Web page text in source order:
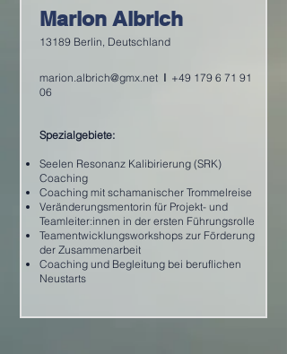
Marion Albrich
13189 Berlin, Deutschland
marion.albrich@gmx.net I +49 179 6 71 91
06
Spezialgebiete:
Seelen Resonanz Kalibirierung (SRK)
Coaching
Coaching mit schamanischer Trommelreise
Veränderungsmentorin für Projekt- und
Teamleiter:innen in der ersten Führungsrolle
Teamentwicklungsworkshops zur Förderung
der Zusammenarbeit
Coaching und Begleitung bei beruflichen
Neustarts